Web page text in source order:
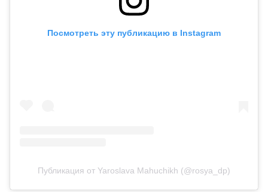
Посмотреть эту публикацию в Instagram
Публикация от Yaroslava Mahuchikh (@rosya_dp)